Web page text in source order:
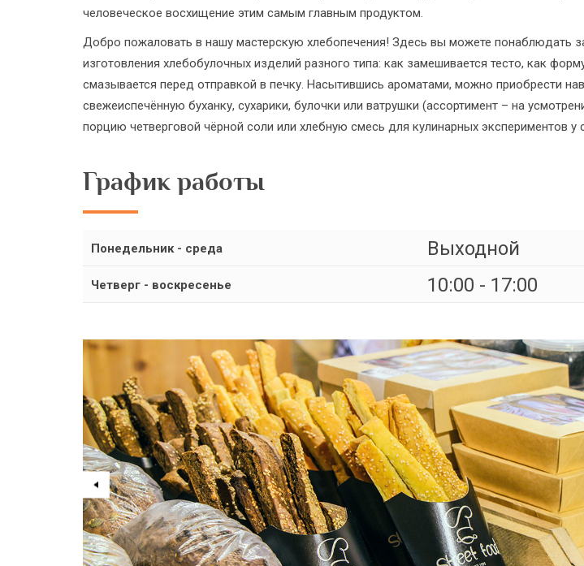
человеческое восхищение этим самым главным продуктом.
Добро пожаловать в нашу мастерскую хлебопечения! Здесь вы можете понаблюдать
изготовления хлебобулочных изделий разного типа: как замешивается тесто, как
смазывается перед отправкой в печку. Насытившись ароматами, можно приобрести
свежеиспечённую буханку, сухарики, булочки или ватрушки (ассортимент – на
порцию четверговой чёрной соли или хлебную смесь для кулинарных экспериментов у
График работы
Понедельник - среда Выходной
Четверг - воскресенье 10:00 - 17:00